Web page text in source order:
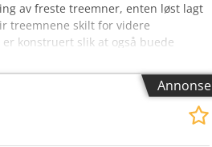
av freste treemner, enten løst lagt
treemnene skilt for videre
konstruert slik at også buede
Annonse